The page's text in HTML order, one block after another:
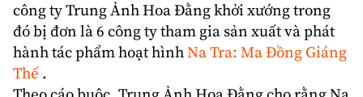
công ty Trung Ảnh Hoa Đằng khởi xướng trong
đó bị đơn là 6 công ty tham gia sản xuất và phát
hành tác phẩm hoạt hìnhNa Tra: Ma Đồng Giáng
Thế .